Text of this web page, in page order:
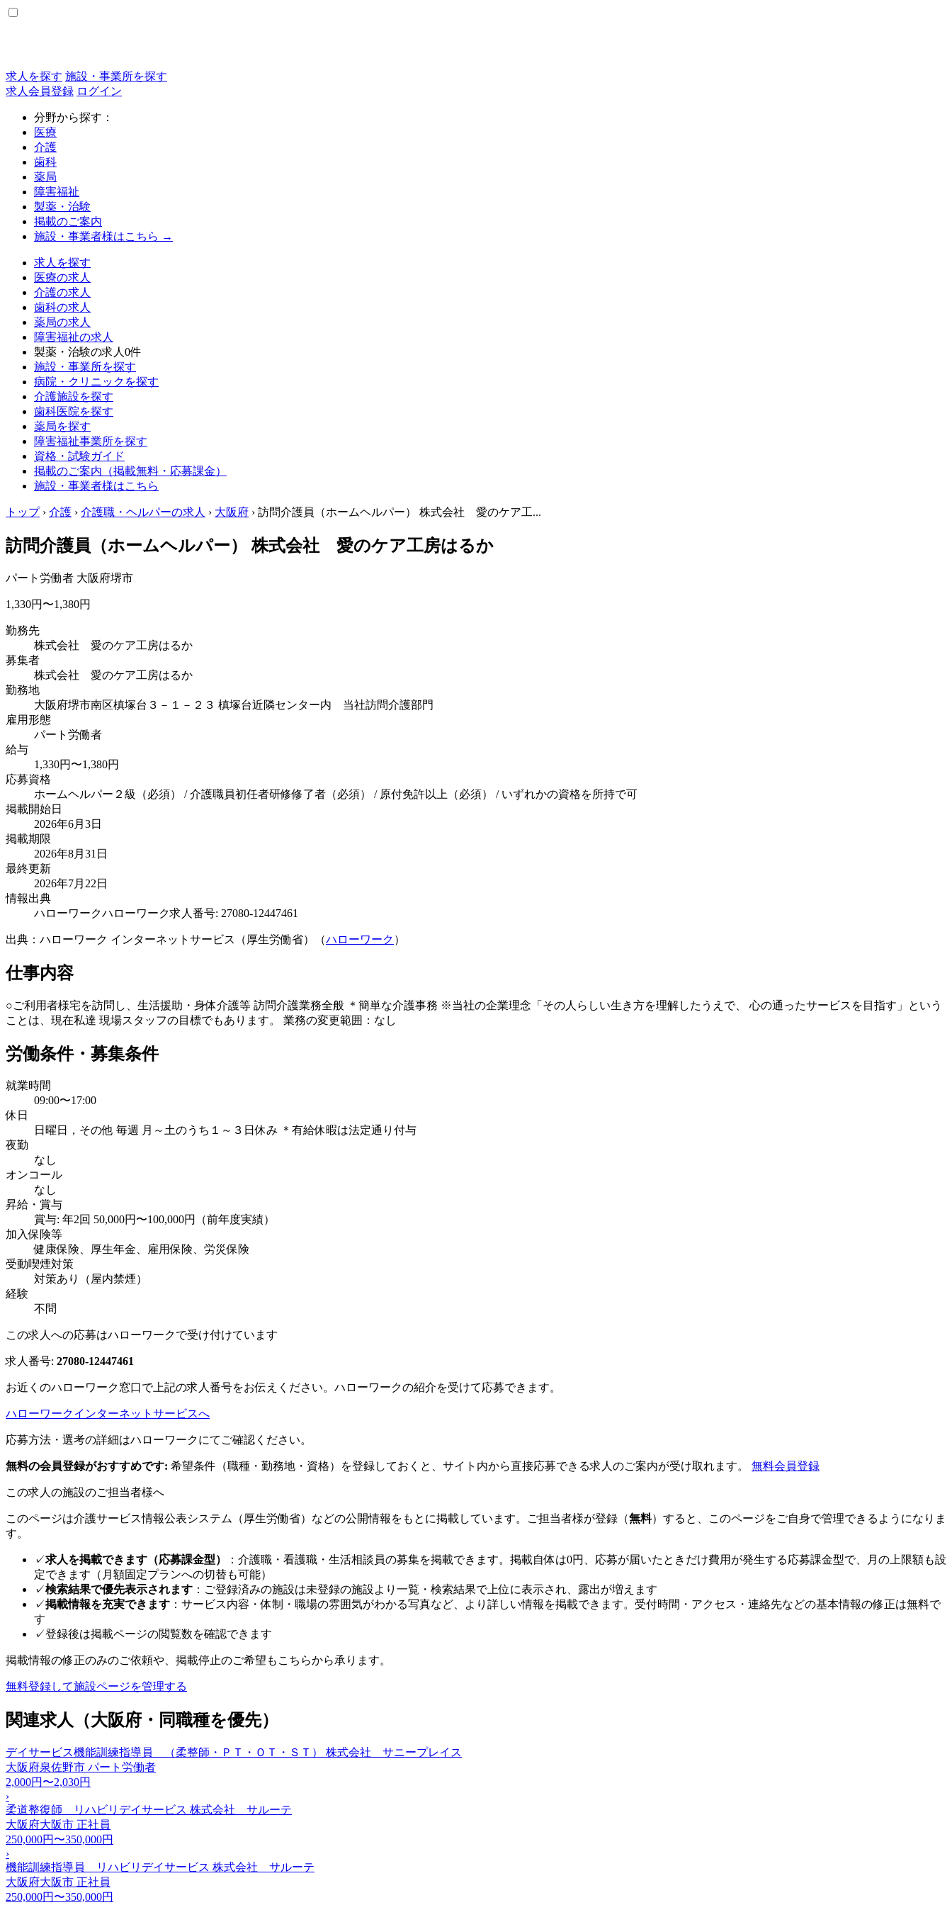
求人を探す 施設・事業所を探す
求人会員登録 ログイン
分野から探す：
医療
介護
歯科
薬局
障害福祉
製薬・治験
掲載のご案内
施設・事業者様はこちら →
求人を探す
医療の求人
介護の求人
歯科の求人
薬局の求人
障害福祉の求人
製薬・治験の求人 0件
施設・事業所を探す
病院・クリニックを探す
介護施設を探す
歯科医院を探す
薬局を探す
障害福祉事業所を探す
資格・試験ガイド
掲載のご案内（掲載無料・応募課金）
施設・事業者様はこちら
トップ › 介護 › 介護職・ヘルパーの求人 › 大阪府 › 訪問介護員（ホームヘルパー） 株式会社 愛のケア工...
訪問介護員（ホームヘルパー） 株式会社 愛のケア工房はるか
パート労働者 大阪府堺市
1,330円〜1,380円
勤務先
株式会社 愛のケア工房はるか
募集者
株式会社 愛のケア工房はるか
勤務地
大阪府堺市南区槙塚台３－１－２３ 槙塚台近隣センター内 当社訪問介護部門
雇用形態
パート労働者
給与
1,330円〜1,380円
応募資格
ホームヘルパー２級（必須） / 介護職員初任者研修修了者（必須） / 原付免許以上（必須） / いずれかの資格を所持で可
掲載開始日
2026年6月3日
掲載期限
2026年8月31日
最終更新
2026年7月22日
情報出典
ハローワークハローワーク求人番号: 27080-12447461
出典：ハローワーク インターネットサービス（厚生労働省）（ハローワーク ）
仕事内容
○ご利用者様宅を訪問し、生活援助・身体介護等 訪問介護業務全般 ＊簡単な介護事務 ※当社の企業理念「その人らしい生き方を理解したうえで、 心の通ったサービスを目指す」という
ことは、現在私達 現場スタッフの目標でもあります。 業務の変更範囲：なし
労働条件・募集条件
就業時間
09:00〜17:00
休日
日曜日，その他 毎週 月～土のうち１～３日休み ＊有給休暇は法定通り付与
夜勤
なし
オンコール
なし
昇給・賞与
賞与: 年2回 50,000円〜100,000円（前年度実績）
加入保険等
健康保険、厚生年金、雇用保険、労災保険
受動喫煙対策
対策あり（屋内禁煙）
経験
不問
この求人への応募はハローワークで受け付けています
求人番号: 27080-12447461
お近くのハローワーク窓口で上記の求人番号をお伝えください。ハローワークの紹介を受けて応募できます。
ハローワークインターネットサービスへ
応募方法・選考の詳細はハローワークにてご確認ください。
無料の会員登録がおすすめです: 希望条件（職種・勤務地・資格）を登録しておくと、サイト内から直接応募できる求人のご案内が受け取れます。 無料会員登録
この求人の施設のご担当者様へ
このページは介護サービス情報公表システム（厚生労働省）などの公開情報をもとに掲載しています。ご担当者様が登録（無料）すると、このページをご自身で管理できるようになりま
す。
✓求人を掲載できます（応募課金型）
：介護職・看護職・生活相談員の募集を掲載できます。掲載自体は0円、応募が届いたときだけ費用が発生する応募課金型で、月の上限額も設
定できます（月額固定プランへの切替も可能）
✓検索結果で優先表示されます ：ご登録済みの施設は未登録の施設より一覧・検索結果で上位に表示され、露出が増えます
✓掲載情報を充実できます ：サービス内容・体制・職場の雰囲気がわかる写真など、より詳しい情報を掲載できます。受付時間・アクセス・連絡先などの基本情報の修正は無料で
す
✓登録後は掲載ページの閲覧数を確認できます
掲載情報の修正のみのご依頼や、掲載停止のご希望もこちらから承ります。
無料登録して施設ページを管理する
関連求人（大阪府・同職種を優先）
デイサービス機能訓練指導員 （柔整師・ＰＴ・ＯＴ・ＳＴ） 株式会社 サニープレイス
大阪府泉佐野市 パート労働者
2,000円〜2,030円
›
柔道整復師 リハビリデイサービス 株式会社 サルーテ
大阪府大阪市 正社員
250,000円〜350,000円
›
機能訓練指導員 リハビリデイサービス 株式会社 サルーテ
大阪府大阪市 正社員
250,000円〜350,000円